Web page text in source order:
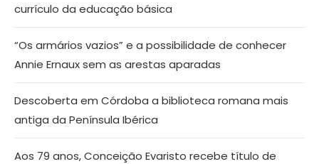
currículo da educação básica
“Os armários vazios” e a possibilidade de conhecer
Annie Ernaux sem as arestas aparadas
Descoberta em Córdoba a biblioteca romana mais
antiga da Península Ibérica
Aos 79 anos, Conceição Evaristo recebe título de